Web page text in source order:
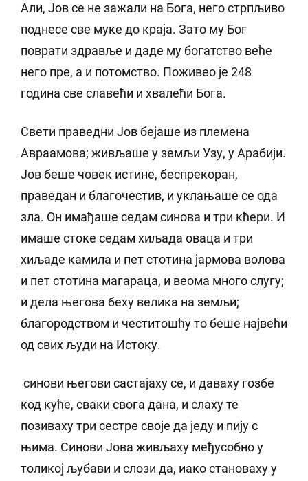
Али, Јов се не зажали на Бога, него стрпљиво
поднесе све муке до краја. Зато му Бог
поврати здравље и даде му богатство веће
него пре, а и потомство. Поживео је 248
година све славећи и хвалећи Бога.
Свети праведни Јов бејаше из племена
Авраамова; живљаше у земљи Узу, у Арабији.
Јов беше човек истине, беспрекоран,
праведан и благочестив, и уклањаше се ода
зла. Он имађаше седам синова и три кћери. И
имаше стоке седам хиљада оваца и три
хиљаде камила и пет стотина јармова волова
и пет стотина магараца, и веома много слугу;
и дела његова беху велика на земљи;
благородством и честитошћу то беше највећи
од свих људи на Истоку.
синови његови састајаху се, и даваху гозбе
код куће, сваки свога дана, и слаху те
позиваху три сестре своје да једу и пију с
њима. Синови Јова живљаху међусобно у
толикој љубави и слози да, иако становаху у